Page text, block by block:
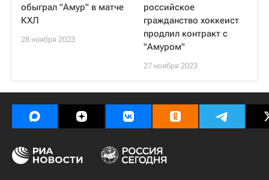
обыграл "Амур" в матче
КХЛ
28 ноября 2023
российское
гражданство хоккеист
продлил контракт с
"Амуром"
27 ноября 2023